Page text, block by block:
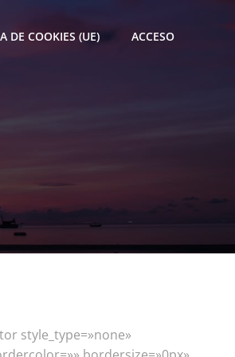
DE COOKIES (UE) ACCESO
style_type=»none»